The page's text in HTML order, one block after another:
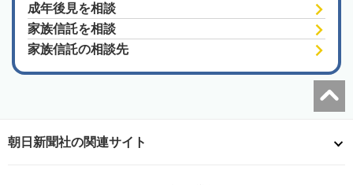
成年後見を相談
家族信託を相談
家族信託の相談先
朝日新聞社の関連サイト